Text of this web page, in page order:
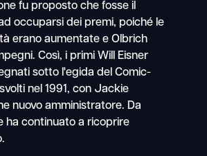
fu proposto che fosse il
occuparsi dei premi, poiché le
erano aumentate e Olbrich
Così, i primi Will Eisner
sotto l'egida del Comic-
nel 1991, con Jackie
nuovo amministratore. Da
ha continuato a ricoprire